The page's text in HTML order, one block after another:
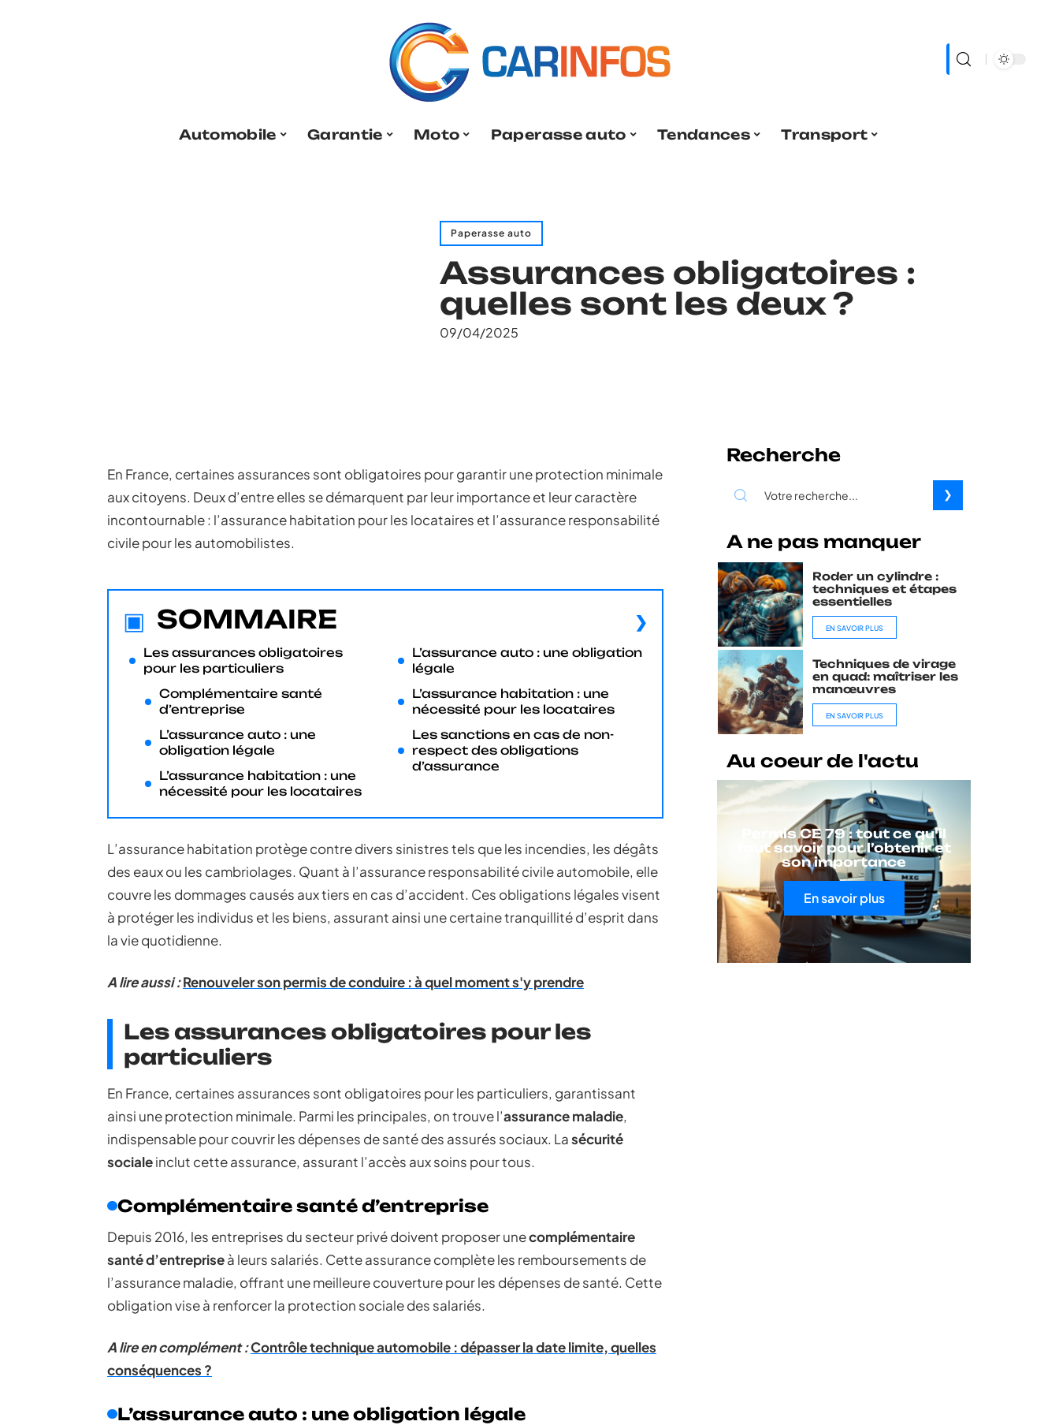
Automobile Garantie Moto Paperasse auto Tendances Transport
Paperasse auto
Assurances obligatoires :
quelles sont les deux ?
09/04/2025
En France, certaines assurances sont obligatoires pour garantir une protection minimale
aux citoyens. Deux d’entre elles se démarquent par leur importance et leur caractère
incontournable : l’assurance habitation pour les locataires et l’assurance responsabilité
civile pour les automobilistes.
SOMMAIRE
Les assurances obligatoires
pour les particuliers
Complémentaire santé
d’entreprise
L’assurance auto : une
obligation légale
L’assurance habitation : une
nécessité pour les locataires
L’assurance auto : une obligation
légale
L’assurance habitation : une
nécessité pour les locataires
Les sanctions en cas de non-
respect des obligations
d’assurance
L’assurance habitation protège contre divers sinistres tels que les incendies, les dégâts
des eaux ou les cambriolages. Quant à l’assurance responsabilité civile automobile, elle
couvre les dommages causés aux tiers en cas d’accident. Ces obligations légales visent
à protéger les individus et les biens, assurant ainsi une certaine tranquillité d’esprit dans
la vie quotidienne.
A lire aussi :Renouveler son permis de conduire : à quel moment s'y prendre
Les assurances obligatoires pour les
particuliers
En France, certaines assurances sont obligatoires pour les particuliers, garantissant
ainsi une protection minimale. Parmi les principales, on trouve l’assurance maladie,
indispensable pour couvrir les dépenses de santé des assurés sociaux. Lasécurité
socialeinclut cette assurance, assurant l’accès aux soins pour tous.
Complémentaire santé d’entreprise
Depuis 2016, les entreprises du secteur privé doivent proposer unecomplémentaire
santé d’entrepriseà leurs salariés. Cette assurance complète les remboursements de
l’assurance maladie, offrant une meilleure couverture pour les dépenses de santé. Cette
obligation vise à renforcer la protection sociale des salariés.
A lire en complément :Contrôle technique automobile : dépasser la date limite, quelles
conséquences ?
L’assurance auto : une obligation légale
Recherche
A ne pas manquer
Roder un cylindre :
techniques et étapes
essentielles
EN SAVOIR PLUS
Techniques de virage
en quad: maîtriser les
manœuvres
EN SAVOIR PLUS
Au coeur de l'actu
Permis CE 79 : tout ce qu’il
faut savoir pour l’obtenir et
son importance
En savoir plus